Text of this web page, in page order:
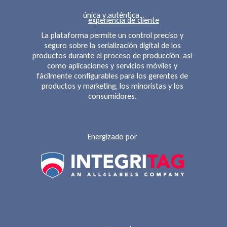
experiencia de cliente
única y auténtica.
La plataforma permite un control preciso y
seguro sobre la serialización digital de los
productos durante el proceso de producción, así
como aplicaciones y servicios móviles y
fácilmente configurables para los gerentes de
productos y marketing, los minoristas y los
consumidores.
Energizado por